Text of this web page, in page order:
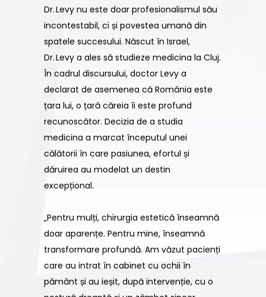
Dr. Levy nu este doar profesionalismul său
incontestabil, ci și povestea umană din
spatele succesului. Născut în Israel,
Dr. Levy a ales să studieze medicina la Cluj.
În cadrul discursului, doctor Levy a
declarat de asemenea că România este
țara lui, o țară căreia îi este profund
recunoscător. Decizia de a studia
medicina a marcat începutul unei
călătorii în care pasiunea, efortul și
dăruirea au modelat un destin
excepțional.
„Pentru mulți, chirurgia estetică înseamnă
doar aparențe. Pentru mine, înseamnă
transformare profundă. Am văzut pacienți
care au intrat în cabinet cu ochii în
pământ și au ieșit, după intervenție, cu o